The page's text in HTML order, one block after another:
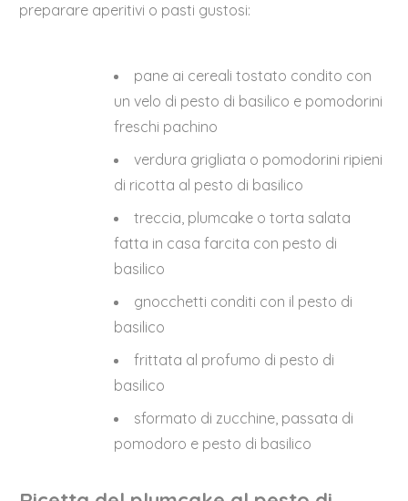
preparare aperitivi o pasti gustosi:
pane ai cereali tostato condito con
un velo di pesto di basilico e pomodorini
freschi pachino
verdura grigliata o pomodorini ripieni
di ricotta al pesto di basilico
treccia, plumcake o torta salata
fatta in casa farcita con pesto di
basilico
gnocchetti conditi con il pesto di
basilico
frittata al profumo di pesto di
basilico
sformato di zucchine, passata di
pomodoro e pesto di basilico